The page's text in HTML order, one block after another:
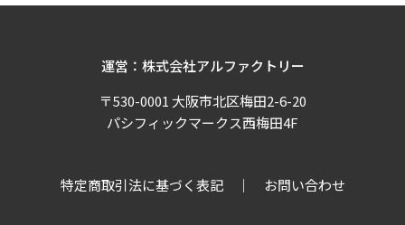
運営：株式会社アルファクトリー
〒530-0001 大阪市北区梅田2-6-20
パシフィックマークス西梅田4F
特定商取引法に基づく表記 お問い合わせ